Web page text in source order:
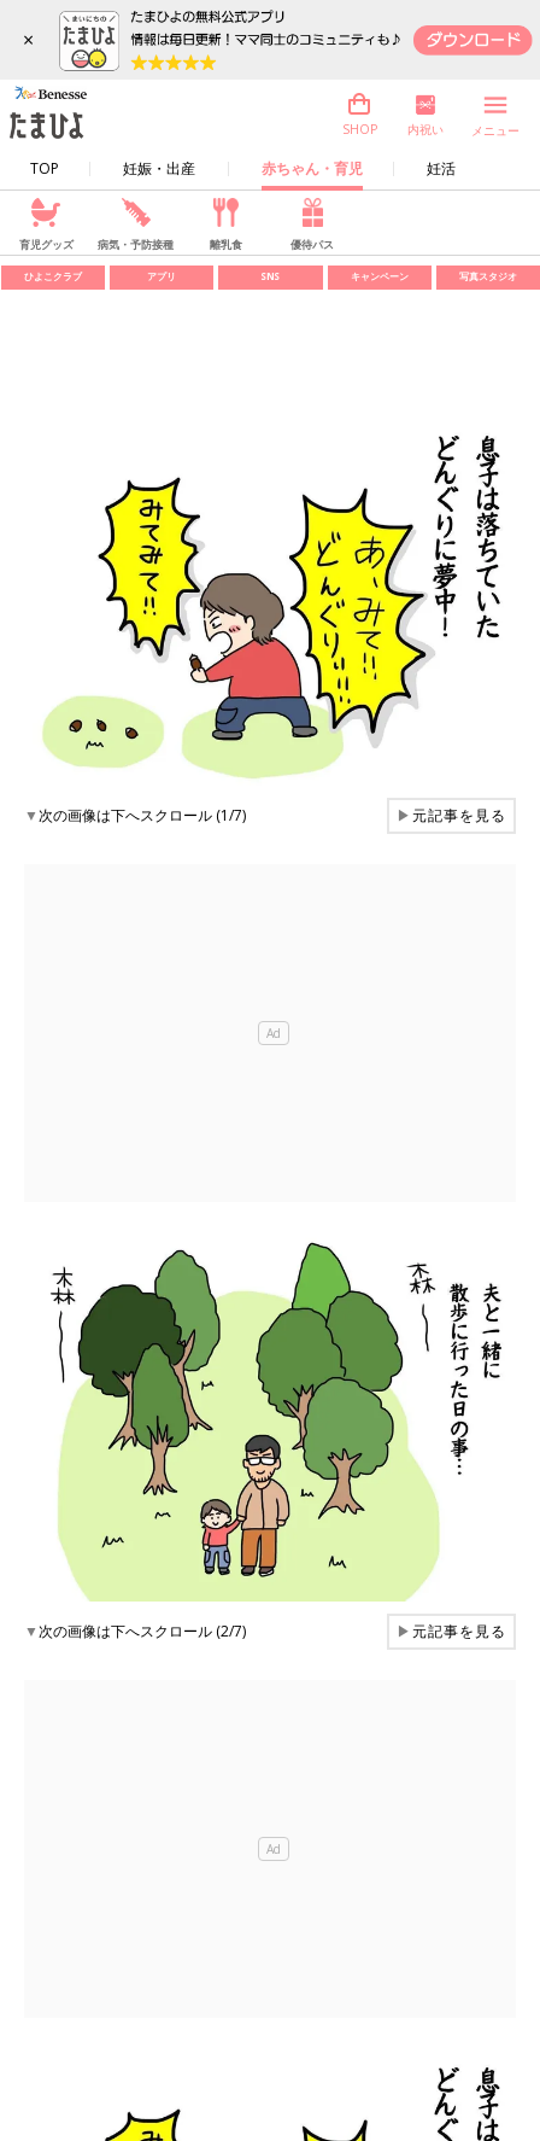
×
TOP 妊娠・出産 赤ちゃん・育児 妊活
SHOP 内祝い メニュー
育児グッズ 病気・予防接種 離乳食 優待パス
ひよこクラブ アプリ SNS キャンペーン 写真スタジオ
▼次の画像は下へスクロール (1/7) ▶元記事を見る
▼次の画像は下へスクロール (2/7) ▶元記事を見る